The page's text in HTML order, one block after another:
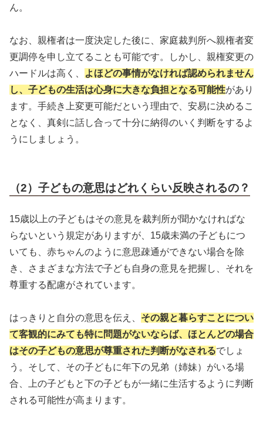
ん。
なお、親権者は一度決定した後に、家庭裁判所へ親権者変
更調停を申し立てることも可能です。しかし、親権変更の
ハードルは高く、
よほどの事情がなければ認められません
し、子どもの生活は心身に大きな負担となる可能性があり
ます。手続き上変更可能だという理由で、安易に決めるこ
となく、真剣に話し合って十分に納得のいく判断をするよ
うにしましょう。
（2）子どもの意思はどれくらい反映されるの？
15歳以上の子どもはその意見を裁判所が聞かなければな
らないという規定がありますが、15歳未満の子どもにつ
いても、赤ちゃんのように意思疎通ができない場合を除
き、さまざまな方法で子ども自身の意見を把握し、それを
尊重する配慮がされています。
はっきりと自分の意思を伝え、 その親と暮らすことについ
て客観的にみても特に問題がないならば、ほとんどの場合
はその子どもの意思が尊重された判断がなされるでしょ
う。そして、その子どもに年下の兄弟（姉妹）がいる場
合、上の子どもと下の子どもが一緒に生活するように判断
される可能性が高まります。